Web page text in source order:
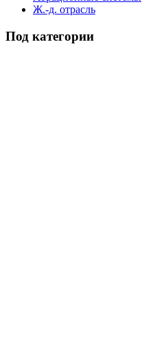
Ж.-д. отрасль
Под категории